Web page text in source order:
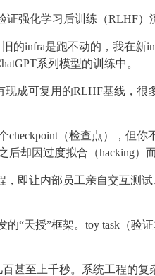
证强化学习后训练（RLHF）
的infra是跑不动的，我在新
系列模型的训练中。
成可复用的RLHF基线，很
（检查点），但你
却因过度拟合（hacking）
，即让内部员工亲自交互测
“天授”框架。toy task（验
甚至上千秒。系统工程的复